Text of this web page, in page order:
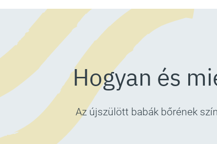
Hogyan és
Az újszülött babák bőrének